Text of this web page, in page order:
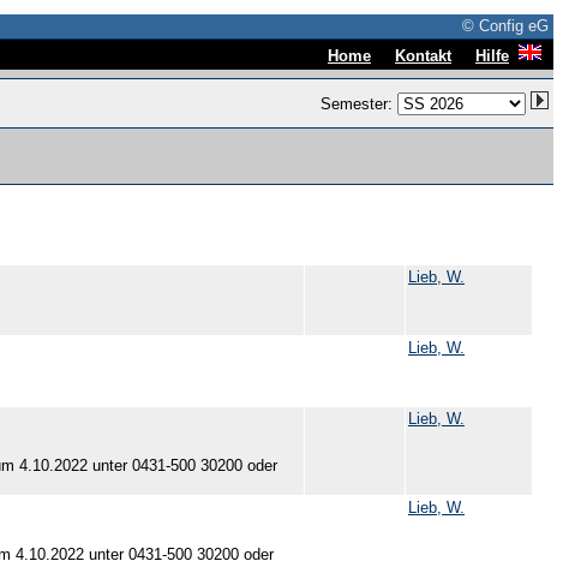
© Config eG
Home Kontakt Hilfe
Semester:
Lieb, W.
Lieb, W.
4.10.2022 unter 0431-500 30200 oder
Lieb, W.
4.10.2022 unter 0431-500 30200 oder
Lieb, W.